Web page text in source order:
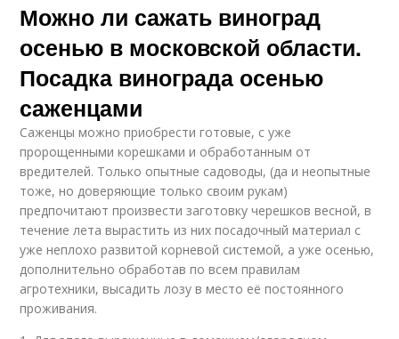
Можно ли сажать виноград
осенью в московской области.
Посадка винограда осенью
саженцами
Саженцы можно приобрести готовые, с уже
пророщенными корешками и обработанным от
вредителей. Только опытные садоводы, (да и неопытные
тоже, но доверяющие только своим рукам)
предпочитают произвести заготовку черешков весной, в
течение лета вырастить из них посадочный материал с
уже неплохо развитой корневой системой, а уже осенью,
дополнительно обработав по всем правилам
агротехники, высадить лозу в место её постоянного
проживания.